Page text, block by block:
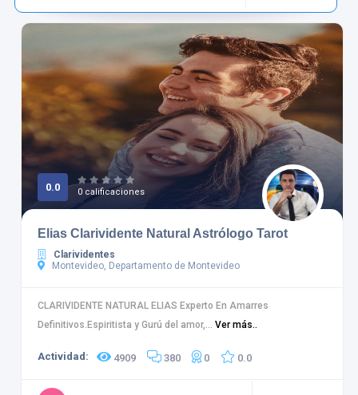
0.0 0 calificaciones
Elias Clarividente Natural Astrólogo Tarot
Clarividentes
Montevideo, Departamento de Montevideo
CLARIVIDENTE NATURAL ELIAS Experto En Amarres
Definitivos.Espiritista y Gurú del amor,... Ver más..
Actividad: 4909 380 0 0.0